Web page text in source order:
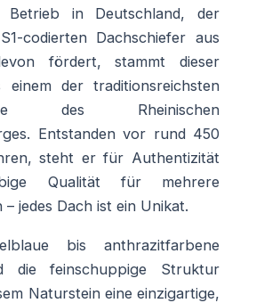
Betrieb in Deutschland, der
codierten Dachschiefer aus
fördert, stammt dieser
einem der traditionsreichsten
des Rheinischen
Entstanden vor rund 450
steht er für Authentizität
Qualität für mehrere
– jedes Dach ist ein Unikat.
bis anthrazitfarbene
die feinschuppige Struktur
Naturstein eine einzigartige,